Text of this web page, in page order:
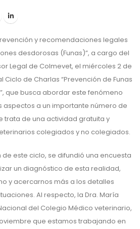
y recomendaciones legales
desdorosas (Funas)”, a cargo del
Legal de Colmevet, el miércoles 2 de
de Charlas “Prevención de Funas
que busca abordar este fenómeno
aspectos a un importante número de
trata de una actividad gratuita y
colegiados y no colegiados.
este ciclo, se difundió una encuesta
un diagnóstico de esta realidad,
y acercarnos más a los detalles
Al respecto, la Dra. María
del Colegio Médico veterinario,
que estamos trabajando en